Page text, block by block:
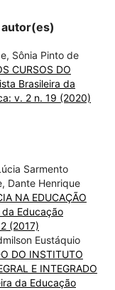
Sônia Pinto de
CURSOS DO
Brasileira da
v. 2 n. 19 (2020)
Sarmento
Dante Henrique
NA EDUCAÇÃO
da Educação
(2017)
Eustáquio
DO INSTITUTO
E INTEGRADO
da Educação